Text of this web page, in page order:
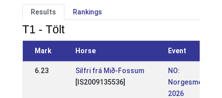
Results Rankings
T1 - Tölt
Mark Horse Event
6.23
Silfri frá Mið-Fossum
[IS2009135536]
NO:
2026